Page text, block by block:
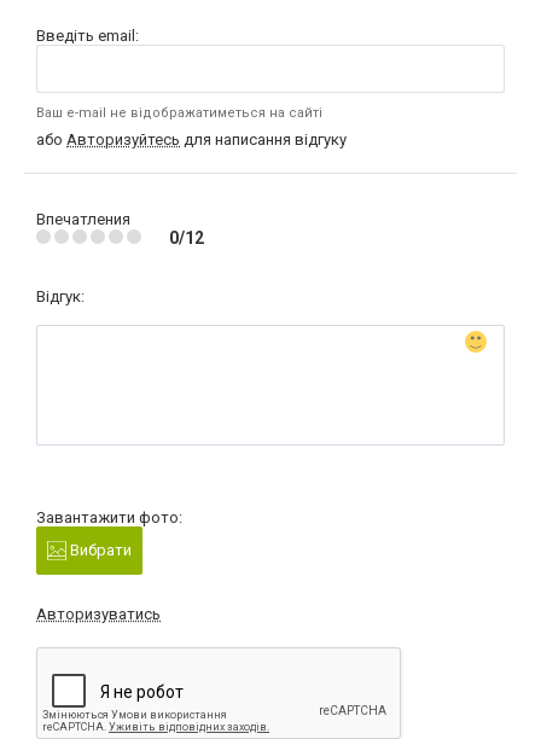
Введіть email:
Ваш e-mail не відображатиметься на сайті
або Авторизуйтесь для написання відгуку
Впечатления
0/12
Відгук:
Завантажити фото:
Вибрати
Авторизуватись